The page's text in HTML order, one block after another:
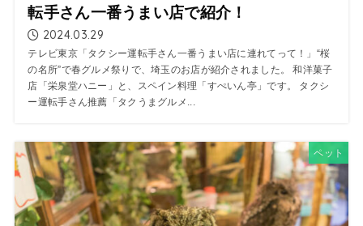
転手さん一番うまい店で紹介！
2024.03.29
テレビ東京「タクシー運転手さん一番うまい店に連れてって！」“桜
の名所”で春グルメ祭りで、埼玉のお店が紹介されました。 和洋菓子
店「栄泉堂ハニー」と、スペイン料理「すぺいん亭」です。 タクシ
ー運転手さん推薦「タクうまグルメ...
ペット